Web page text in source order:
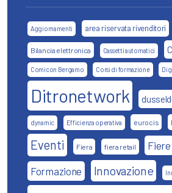
Aggiornamenti area riservata rivenditori
Bilancia elettronica Cassetti automatici
Comicon Bergamo Corsi di formazione
Ditronetwork
dynamic Efficienza operativa eurocis
Eventi Fiera fiera retail Fiere
Formazione Innovazione